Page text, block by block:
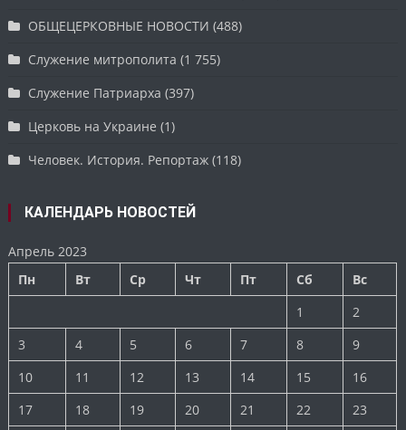
ОБЩЕЦЕРКОВНЫЕ НОВОСТИ (488)
Служение митрополита (1 755)
Служение Патриарха (397)
Церковь на Украине (1)
Человек. История. Репортаж (118)
КАЛЕНДАРЬ НОВОСТЕЙ
Апрель 2023
Пн
Вт Ср Чт Пт Сб
Вс
1
2
3
4 5 6 7 8
9
10
11 12 13 14 15
16
17
18 19 20 21 22 23